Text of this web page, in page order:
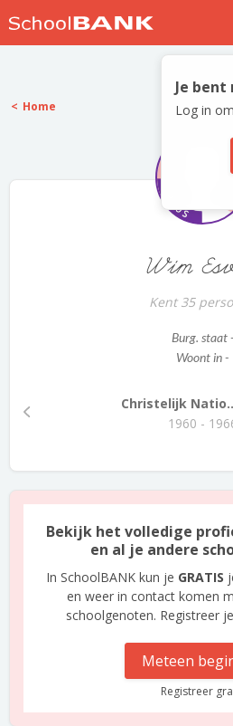
Nostalgische
Log in
Meld je gratis
Je
Log in
Home
Wim
Kent 35
Burg. staat -
Woont in -
Christelijk
1960 -
Bekijk het volledige
en al je andere
In SchoolBANK kun je GRATIS
en weer in contact komen
schoolgenoten. Registreer
Meteen
Registreer